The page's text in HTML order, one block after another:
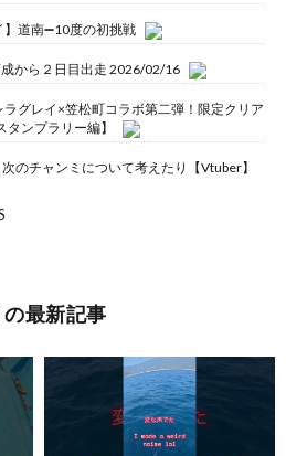
】道南➖10度の初挑戦
から２日目出走 2026/02/16
ラグレイ×笠松町コラボ第二弾！限定クリア
ンプラリー編】
のチャンミについて考えたり【Vtuber】
最新記事